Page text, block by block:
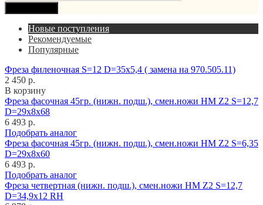
Новые поступления
Рекомендуемые
Популярные
Фреза филеночная S=12 D=35x5,4 ( замена на 970.505.11)
2 450 р.
В корзину
Фреза фасочная 45гр. (нижн. подш.), смен.ножи HM Z2 S=12,7
D=29x8x68
6 493 р.
Подобрать аналог
Фреза фасочная 45гр. (нижн. подш.), смен.ножи HM Z2 S=6,35
D=29x8x60
6 493 р.
Подобрать аналог
Фреза четвертная (нижн. подш.), смен.ножи HM Z2 S=12,7
D=34,9x12 RH